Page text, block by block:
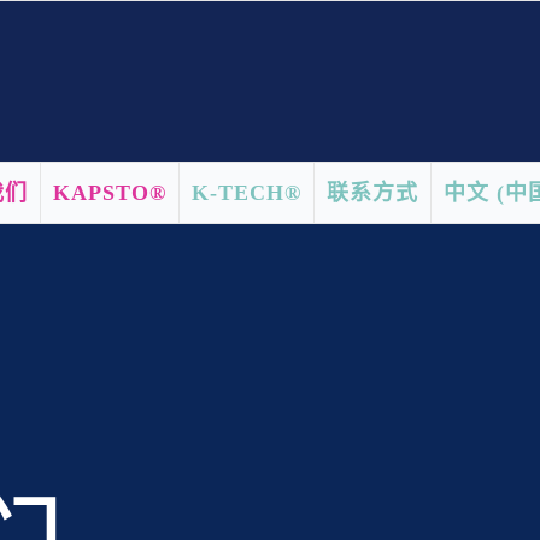
KAPSTO® K-TECH® 联系方式 中文 (中